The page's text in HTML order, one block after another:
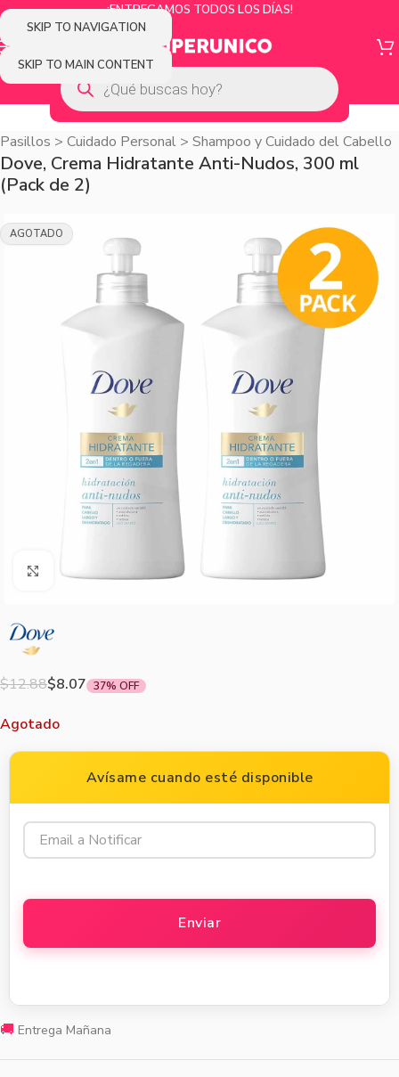
SKIP TO NAVIGATION
SKIP TO MAIN CONTENT
¡ENTREGAMOS TODOS LOS DÍAS!
Pasillos > Cuidado Personal > Shampoo y Cuidado del Cabello
Dove, Crema Hidratante Anti-Nudos, 300 ml
(Pack de 2)
AGOTADO
Agrandar imagen
$12.88$8.07 37% OFF
Agotado
Avísame cuando esté disponible
🚚 Entrega Mañana